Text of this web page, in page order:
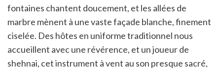
fontaines chantent doucement, et les allées de
marbre mènent à une vaste façade blanche, finement
ciselée. Des hôtes en uniforme traditionnel nous
accueillent avec une révérence, et un joueur de
shehnai, cet instrument à vent au son presque sacré,